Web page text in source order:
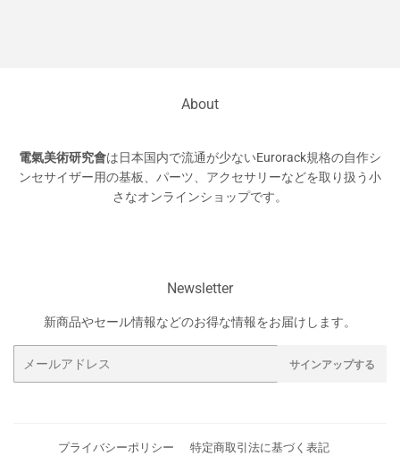
About
電氣美術研究會は日本国内で流通が少ないEurorack規格の自作シ
ンセサイザー用の基板、パーツ、アクセサリーなどを取り扱う小
さなオンラインショップです。
Newsletter
新商品やセール情報などのお得な情報をお届けします。
サインアップする
プライバシーポリシー 特定商取引法に基づく表記